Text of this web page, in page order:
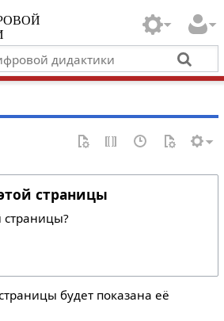
страницы
страницы?
будет показана её